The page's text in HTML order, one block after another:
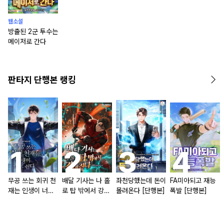
웹소설
방출된 2군 투수는
메이저로 간다
판타지 단행본 랭킹
무공 쓰는 회귀 천
재는 인생이 너무
배달 기사는 나 홀
로 탑 밖에서 강해
좌천당했는데 돈이
몰려온다 [단행본]
FA미아되고 재능
폭발 [단행본]